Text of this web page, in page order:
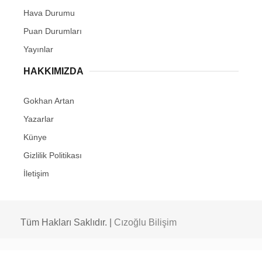
Hava Durumu
Puan Durumları
Yayınlar
HAKKIMIZDA
Gokhan Artan
Yazarlar
Künye
Gizlilik Politikası
İletişim
Tüm Hakları Saklıdır. | Cızoğlu Bilişim